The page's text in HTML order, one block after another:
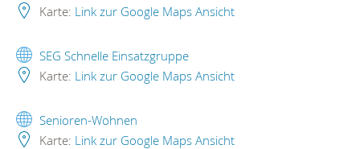
Karte: Link zur Google Maps Ansicht
SEG Schnelle Einsatzgruppe
Karte: Link zur Google Maps Ansicht
Senioren-Wohnen
Karte: Link zur Google Maps Ansicht